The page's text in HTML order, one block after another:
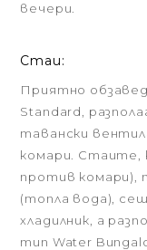
вечери.
Стаи:
Приятно
Standard,
тавански
комари. Стаите,
против комари),
(топла вода),
хладилник, а
тип Water